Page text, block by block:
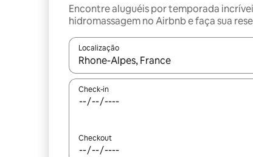
Encontre aluguéis por temporada
hidromassagem no Airbnb e faça sua
Localização
Quando os resultados estiverem
Check-in
Checkout